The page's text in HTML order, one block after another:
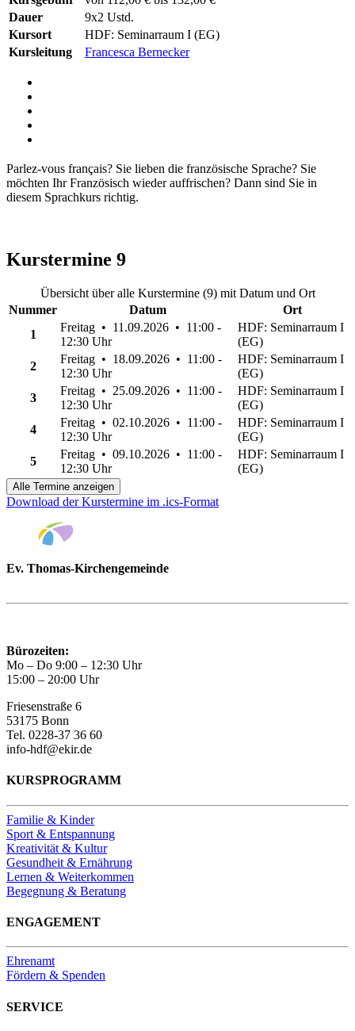
Dauer
9x2 Ustd.
Kursort
HDF: Seminarraum I (EG)
Kursleitung
Francesca Bernecker
Parlez-vous français? Sie lieben die französische Sprache? Sie
möchten Ihr Französisch wieder auffrischen? Dann sind Sie in
diesem Sprachkurs richtig.
Kurstermine 9
Übersicht über alle Kurstermine (9) mit Datum und Ort
Nummer
Datum
Ort
1
Freitag • 11.09.2026 • 11:00 -
12:30 Uhr
HDF: Seminarraum I
(EG)
2
Freitag • 18.09.2026 • 11:00 -
12:30 Uhr
HDF: Seminarraum I
(EG)
3
Freitag • 25.09.2026 • 11:00 -
12:30 Uhr
HDF: Seminarraum I
(EG)
4
Freitag • 02.10.2026 • 11:00 -
12:30 Uhr
HDF: Seminarraum I
(EG)
5
Freitag • 09.10.2026 • 11:00 -
12:30 Uhr
HDF: Seminarraum I
(EG)
Alle Termine anzeigen
Download der Kurstermine im .ics-Format
Ev. Thomas-Kirchengemeinde
Bürozeiten:
Mo – Do 9:00 – 12:30 Uhr
15:00 – 20:00 Uhr
Friesenstraße 6
53175 Bonn
Tel. 0228-37 36 60
info-hdf@ekir.de
KURSPROGRAMM
Familie & Kinder
Sport & Entspannung
Kreativität & Kultur
Gesundheit & Ernährung
Lernen & Weiterkommen
Begegnung & Beratung
ENGAGEMENT
Ehrenamt
Fördern & Spenden
SERVICE